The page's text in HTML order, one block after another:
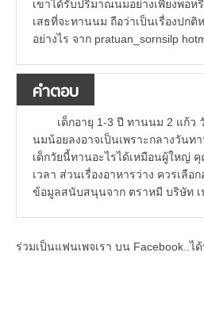
เขาได้รับปริมาณนมอย่างเพียงพอห
เสธที่จะทานนม ถือว่าเป็นเรื่องปก
อย่างไร จาก pratuan_sornsilp
คำตอบ
เด็กอายุ 1-3 ปี ทานนม 2 แก้ว
นมน้อยลงอาจเป็นเพราะกลางวันท
เด็กวัยนี้ทานอะไรได้เหมือนผู้ใหญ่
เวลา ส่วนเรื่องอาหารว่าง ควรเลื
ข้อมูลสนับสนุนจาก ตราหมี บริษัท เ
ร่วมเป็นแฟนเพจเรา บน Facebook..ไ